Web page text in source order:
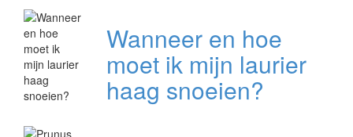
Wanneer en hoe
moet ik mijn laurier
haag snoeien?